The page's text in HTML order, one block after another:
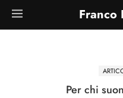
Franco
Per chi